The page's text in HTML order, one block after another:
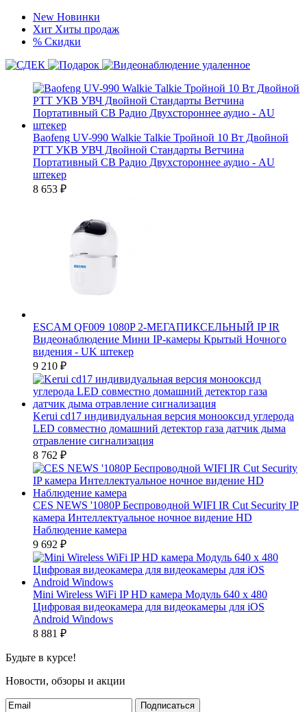
New Новинки
Хит Хиты продаж
% Скидки
Baofeng UV-990 Walkie Talkie Тройной 10 Вт Двойной
PTT УКВ УВЧ Двойной Стандарты Ветчина
Портативный CB Радио Двухстороннее аудио - AU
штекер
8 653 ₽
ESCAM QF009 1080P 2-МЕГАПИКСЕЛЬНЫЙ IP IR
Видеонаблюдение Мини IP-камеры Крытый Ночного
видения - UK штекер
9 210 ₽
Kerui cd17 индивидуальная версия монооксид углерода
LED совместно домашний детектор газа датчик дыма
отравление сигнализация
8 762 ₽
CES NEWS '1080P Беспроводной WIFI IR Cut Security IP
камера Интеллектуальное ночное видение HD
Наблюдение камера
9 692 ₽
Mini Wireless WiFi IP HD камера Модуль 640 x 480
Цифровая видеокамера для видеокамеры для iOS
Android Windows
8 881 ₽
Будьте в курсе!
Новости, обзоры и акции
Подписаться